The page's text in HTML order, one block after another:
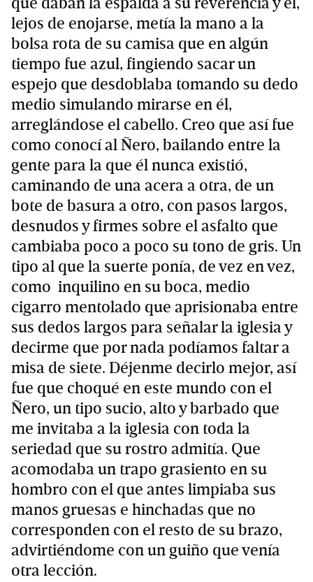
lejos de enojarse, metía la mano a la
bolsa rota de su camisa que en algún
tiempo fue azul, fingiendo sacar un
espejo que desdoblaba tomando su dedo
medio simulando mirarse en él,
arreglándose el cabello. Creo que así fue
como conocí al Ñero, bailando entre la
gente para la que él nunca existió,
caminando de una acera a otra, de un
bote de basura a otro, con pasos largos,
desnudos y firmes sobre el asfalto que
cambiaba poco a poco su tono de gris. Un
tipo al que la suerte ponía, de vez en vez,
como inquilino en su boca, medio
cigarro mentolado que aprisionaba entre
sus dedos largos para señalar la iglesia y
decirme que por nada podíamos faltar a
misa de siete. Déjenme decirlo mejor, así
fue que choqué en este mundo con el
Ñero, un tipo sucio, alto y barbado que
me invitaba a la iglesia con toda la
seriedad que su rostro admitía. Que
acomodaba un trapo grasiento en su
hombro con el que antes limpiaba sus
manos gruesas e hinchadas que no
corresponden con el resto de su brazo,
advirtiéndome con un guiño que venía
otra lección.